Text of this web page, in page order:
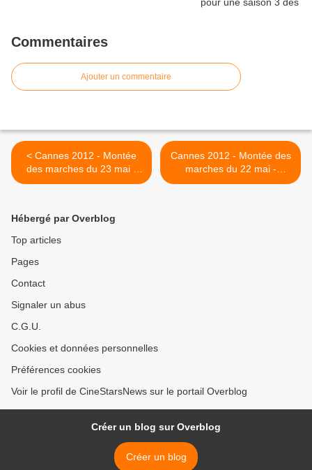
Commentaires
Ajouter un commentaire
< Cannes 2012 - Montée
des marches du 23 mai -
SUR LA ROUTE
Cannes 2012 - Montée des
marches du 22 mai -
KILLING THEM SOFTLY >
Hébergé par Overblog
Top articles
Pages
Contact
Signaler un abus
C.G.U.
Cookies et données personnelles
Préférences cookies
Voir le profil de CineStarsNews sur le portail Overblog
Créer un blog sur Overblog
Créer un blog